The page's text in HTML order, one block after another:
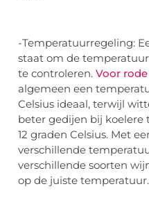
-Temperatuurregeling:
staat om de
te controleren. Voor
algemeen een
Celsius ideaal, terwijl
beter gedijen bij koelere
12 graden Celsius. Met
verschillende
verschillende soorten
op de juiste temperatuur.